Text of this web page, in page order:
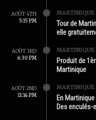
AOÛT 4TH
5:15 PM
MARTINIQUE
Tour de
elle
AOÛT 3RD
6:30 PM
MARTINIQUE
Produit de
Martinique
AOÛT 2ND
11:14 PM
MARTINIQUE
En
Des enculés-